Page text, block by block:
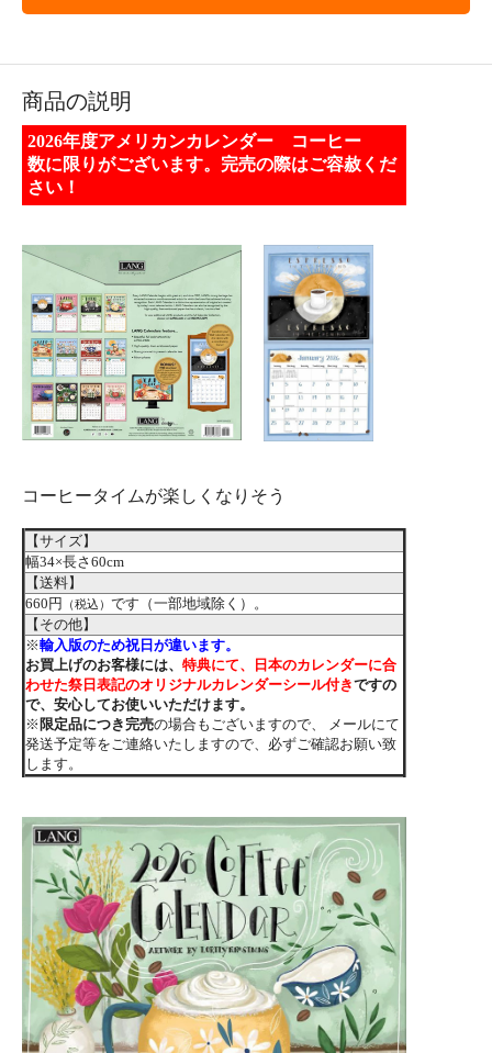
商品の説明
2026年度アメリカンカレンダー コーヒー
数に限りがございます。完売の際はご容赦くだ
さい！
コーヒータイムが楽しくなりそう
【サイズ】
幅34×長さ60cm
【送料】
660円
（税込） です（一部地域除く）。
【その他】
※輸入版のため祝日が違います。
お買上げのお客様には、 特典にて、日本のカレンダーに合
わせた祭日表記のオリジナルカレンダーシール付きですの
で、安心してお使いいただけます。
※ 限定品につき完売の場合もございますので、 メールにて
発送予定等をご連絡いたしますので、必ずご確認お願い致
します。